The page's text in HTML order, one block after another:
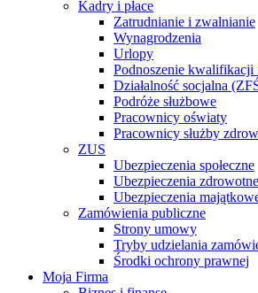
Kadry i płace
Zatrudnianie i zwalnianie
Wynagrodzenia
Urlopy
Podnoszenie kwalifikacji
Działalność socjalna
Podróże służbowe
Pracownicy oświaty
Pracownicy służby
ZUS
Ubezpieczenia społeczne
Ubezpieczenia zdrowotne
Ubezpieczenia
Zamówienia publiczne
Strony umowy
Tryby udzielania
Środki ochrony prawnej
Moja Firma